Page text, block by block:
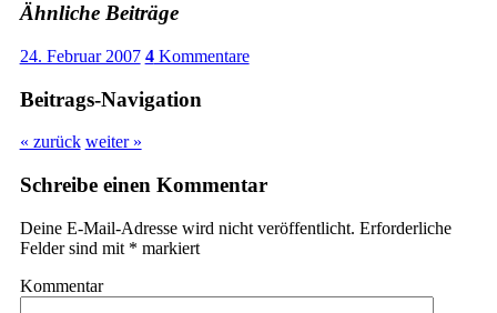
Ähnliche Beiträge
24. Februar 2007 4Kommentare
Beitrags-Navigation
« zurück weiter »
Schreibe einen Kommentar
Deine E-Mail-Adresse wird nicht veröffentlicht. Erforderliche
Felder sind mit * markiert
Kommentar